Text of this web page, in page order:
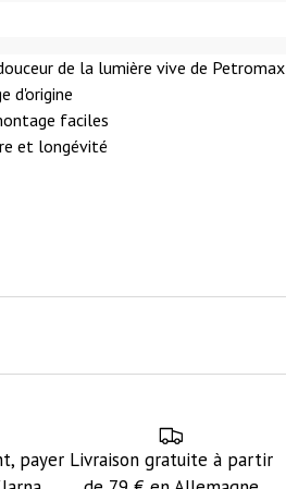
de la lumière vive de Petromax
d'origine
faciles
et longévité
payer Livraison gratuite à partir